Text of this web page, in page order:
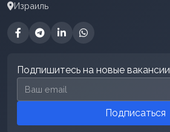
Израиль
Подпишитесь на новые вакансии
Email для подписки
Подписаться